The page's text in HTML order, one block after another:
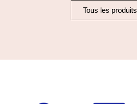
Tous les produits